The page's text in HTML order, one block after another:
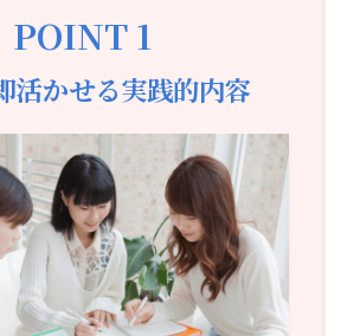
POINT 1
活かせる実践的内容